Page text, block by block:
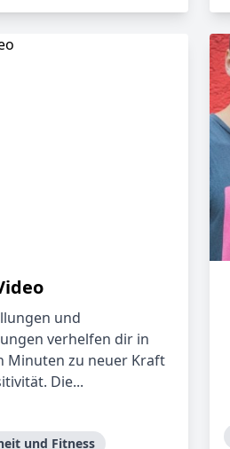
und
verhelfen dir in
Minuten zu neuer Kraft
Die...
und Fitness